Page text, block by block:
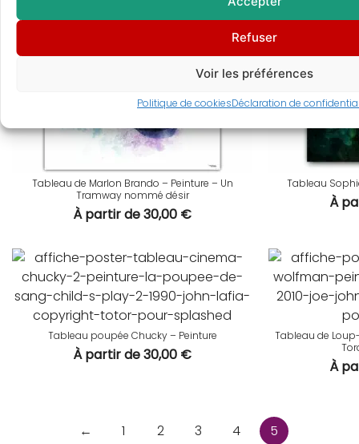
Refuser
Voir les préférences
Politique de cookiesDéclaration de
Tableau de Marlon Brando – Peinture – Un
Tramway nommé désir
À partir de30,00 €
Tableau
À
Tableau poupée Chucky – Peinture
À partir de30,00 €
Tableau de
À
← 1 2 3 4 5